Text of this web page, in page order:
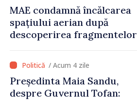
MAE condamnă încălcarea
spațiului aerian după
descoperirea fragmentelor
/ Acum 4 zile
Președinta Maia Sandu,
despre Guvernul Tofan: